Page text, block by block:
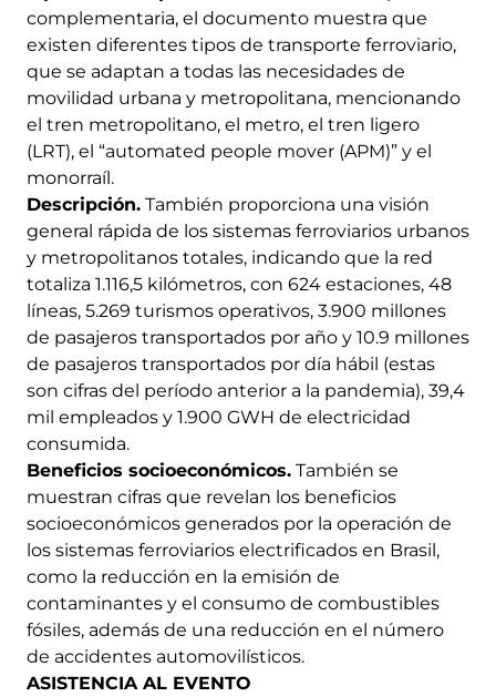
complementaria, el documento muestra que
existen diferentes tipos de transporte ferroviario,
que se adaptan a todas las necesidades de
movilidad urbana y metropolitana, mencionando
el tren metropolitano, el metro, el tren ligero
(LRT), el “automated people mover (APM)” y el
monorraíl.
Descripción. También proporciona una visión
general rápida de los sistemas ferroviarios urbanos
y metropolitanos totales, indicando que la red
totaliza 1.116,5 kilómetros, con 624 estaciones, 48 ​​
líneas, 5.269 turismos operativos, 3.900 millones
de pasajeros transportados por año y 10.9 millones
de pasajeros transportados por día hábil (estas
son cifras del período anterior a la pandemia), 39,4
mil empleados y 1.900 GWH de electricidad
consumida.
Beneficios socioeconómicos. También se
muestran cifras que revelan los beneficios
socioeconómicos generados por la operación de
los sistemas ferroviarios electrificados en Brasil,
como la reducción en la emisión de
contaminantes y el consumo de combustibles
fósiles, además de una reducción en el número
de accidentes automovilísticos.
ASISTENCIA AL EVENTO